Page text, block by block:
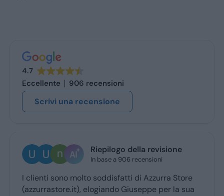
4.7
Eccellente
906 recensioni
Scrivi una recensione
Riepilogo della revisione
In base a 906 recensioni
I clienti sono molto soddisfatti di Azzurra Store
(azzurrastore.it), elogiando Giuseppe per la sua